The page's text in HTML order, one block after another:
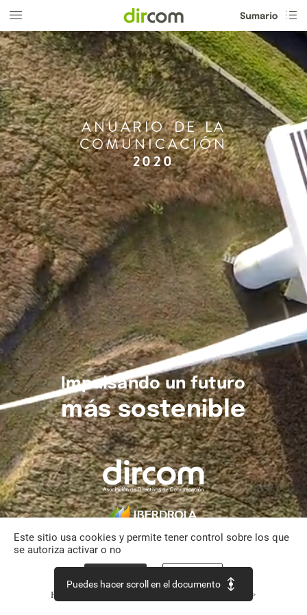
ANUARIO DE LA
COMUNICACIÓN
2020
Impulsando un futuro
más sostenible
Este sitio usa cookies y permite tener control sobre los que
se autoriza activar o no
Política de confidencialidad Continuar sin aceptar >
Puedes hacer scroll en el documento